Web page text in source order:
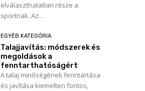
elválaszthatatlan része a
sportnak. Az...
EGYÉB KATEGÓRIA
Talajjavítás: módszerek és
megoldások a
fenntarthatóságért
A talaj minőségének fenntartása
és javítása kiemelten fontos,